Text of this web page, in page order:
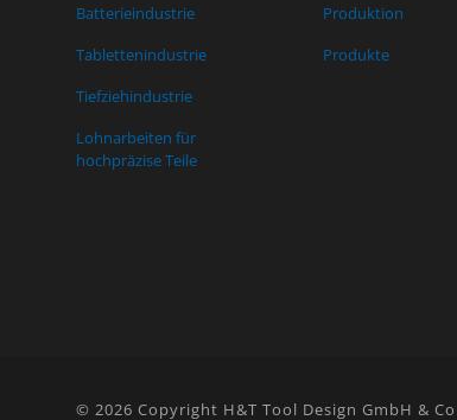
Batterieindustrie
Tablettenindustrie
Tiefziehindustrie
Lohnarbeiten für
hochpräzise Teile
Produktion
Produkte
© 2026 Copyright H&T Tool Design GmbH &